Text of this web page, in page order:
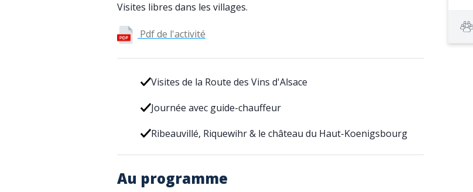
Visites libres dans les villages.
Pdf de l'activité
Visites de la Route des Vins d'Alsace
Journée avec guide-chauffeur
Ribeauvillé, Riquewihr & le château du Haut-Koenigsbourg
Au programme